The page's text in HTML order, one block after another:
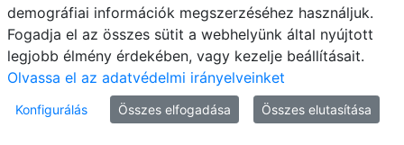
© MATE 2021
demográfiai információk megszerzéséhez használjuk.
Fogadja el az összes sütit a webhelyünk által nyújtott
legjobb élmény érdekében, vagy kezelje beállításait.
Olvassa el az adatvédelmi irányelveinket
Konfigurálás Összes elfogadása Összes elutasítása